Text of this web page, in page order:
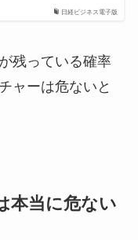
日経ビジネス電子版
残っている確率
ャーは危ないと
本当に危ない